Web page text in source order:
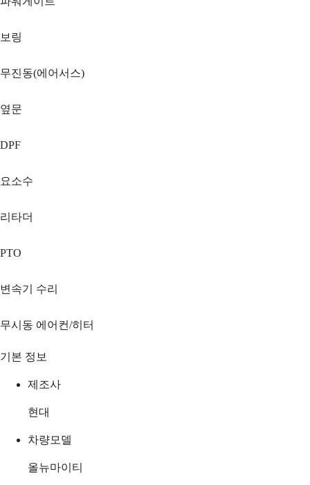
보링
무진동(에어서스)
옆문
DPF
요소수
리타더
PTO
변속기 수리
무시동 에어컨/히터
기본 정보
제조사
현대
차량모델
올뉴마이티